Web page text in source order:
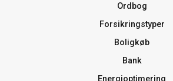
Ordbog
Forsikringstyper
Boligkøb
Bank
Energioptimering